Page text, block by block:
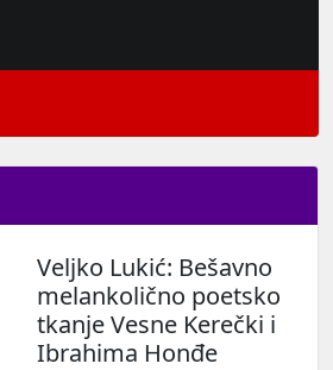
Veljko Lukić: Bešavno
melankolično poetsko
tkanje Vesne Kerečki i
Ibrahima Honđe